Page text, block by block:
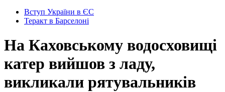
Вступ України в ЄС
Теракт в Барселоні
На Каховському водосховищі
катер вийшов з ладу,
викликали рятувальників